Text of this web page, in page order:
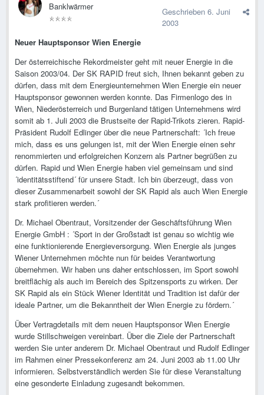
Banklwärmer Geschrieben 6. Juni
2003
Neuer Hauptsponsor Wien Energie
Der österreichische Rekordmeister geht mit neuer Energie in die
Saison 2003/04. Der SK RAPID freut sich, Ihnen bekannt geben zu
dürfen, dass mit dem Energieunternehmen Wien Energie ein neuer
Hauptsponsor gewonnen werden konnte. Das Firmenlogo des in
Wien, Niederösterreich und Burgenland tätigen Unternehmens wird
somit ab 1. Juli 2003 die Brustseite der Rapid-Trikots zieren. Rapid-
Präsident Rudolf Edlinger über die neue Partnerschaft: ´Ich freue
mich, dass es uns gelungen ist, mit der Wien Energie einen sehr
renommierten und erfolgreichen Konzern als Partner begrüßen zu
dürfen. Rapid und Wien Energie haben viel gemeinsam und sind
´identitätsstiftend´ für unsere Stadt. Ich bin überzeugt, dass von
dieser Zusammenarbeit sowohl der SK Rapid als auch Wien Energie
stark profitieren werden.´
Dr. Michael Obentraut, Vorsitzender der Geschäftsführung Wien
Energie GmbH : ´Sport in der Großstadt ist genau so wichtig wie
eine funktionierende Energieversorgung. Wien Energie als junges
Wiener Unternehmen möchte nun für beides Verantwortung
übernehmen. Wir haben uns daher entschlossen, im Sport sowohl
breitflächig als auch im Bereich des Spitzensports zu wirken. Der
SK Rapid als ein Stück Wiener Identität und Tradition ist dafür der
ideale Partner, um die Bekanntheit der Wien Energie zu fördern.´
Über Vertragdetails mit dem neuen Hauptsponsor Wien Energie
wurde Stillschweigen vereinbart. Über die Ziele der Partnerschaft
werden Sie unter anderem Dr. Michael Obentraut und Rudolf Edlinger
im Rahmen einer Pressekonferenz am 24. Juni 2003 ab 11.00 Uhr
informieren. Selbstverständlich werden Sie für diese Veranstaltung
eine gesonderte Einladung zugesandt bekommen.